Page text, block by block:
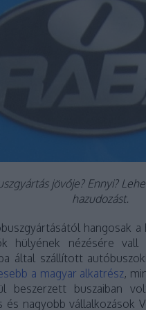
jövője? Ennyi?
hazudozást.
hangosak
hülyének nézésére
által szállított
a magyar alkatrész,
beszerzett buszaiban
és nagyobb vállalkozások